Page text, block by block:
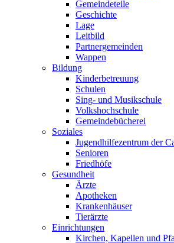
Gemeindeteile
Geschichte
Lage
Leitbild
Partnergemeinden
Wappen
Bildung
Kinderbetreuung
Schulen
Sing- und Musikschule
Volkshochschule
Gemeindebücherei
Soziales
Jugendhilfezentrum der
Senioren
Friedhöfe
Gesundheit
Ärzte
Apotheken
Krankenhäuser
Tierärzte
Einrichtungen
Kirchen, Kapellen und